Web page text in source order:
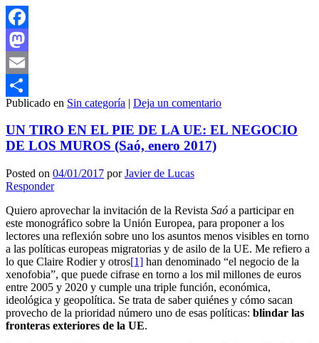
Facebook
Mastodon
Email
Compartir
Publicado en Sin categoría | Deja un comentario
UN TIRO EN EL PIE DE LA UE: EL NEGOCIO
DE LOS MUROS (Saó, enero 2017)
Posted on 04/01/2017 porJavier de Lucas
Responder
Quiero aprovechar la invitación de la Revista Saó a participar en
este monográfico sobre la Unión Europea, para proponer a los
lectores una reflexión sobre uno los asuntos menos visibles en torno
a las políticas europeas migratorias y de asilo de la UE. Me refiero a
lo que Claire Rodier y otros[1] han denominado “el negocio de la
xenofobia”, que puede cifrase en torno a los mil millones de euros
entre 2005 y 2020 y cumple una triple función, económica,
ideológica y geopolítica. Se trata de saber quiénes y cómo sacan
provecho de la prioridad número uno de esas políticas: blindar las
fronteras exteriores de la UE.